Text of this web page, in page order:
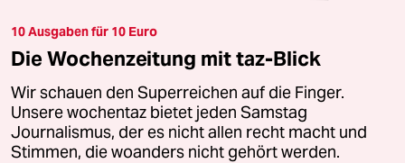
10 Ausgaben für 10 Euro
Die Wochenzeitung mit taz-Blick
Wir schauen den Superreichen auf die Finger.
Unsere wochentaz bietet jeden Samstag
Journalismus, der es nicht allen recht macht und
Stimmen, die woanders nicht gehört werden.